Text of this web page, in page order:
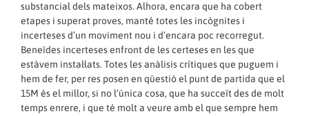
substancial dels mateixos. Alhora, encara que ha cobert
etapes i superat proves, manté totes les incògnites i
incerteses d’un moviment nou i d’encara poc recorregut.
Beneïdes incerteses enfront de les certeses en les que
estàvem instal·lats. Totes les anàlisis crítiques que puguem i
hem de fer, per res posen en qüestió el punt de partida que el
15M és el millor, si no l’única cosa, que ha succeït des de molt
temps enrere, i que té molt a veure amb el que sempre hem